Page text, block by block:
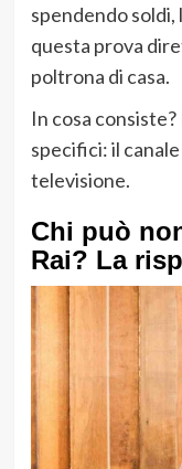
spendendo
questa prova
poltrona di casa.
In cosa
specifici: il canale
televisione.
Chi può
Rai? La